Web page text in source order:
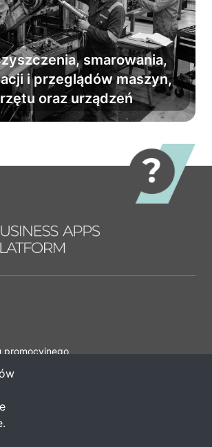
smarowania,
i przeglądów maszyn,
oraz urządzeń
frustrację na efektywność i
sprzęt w dobrym stanie.
promocyjnego
polityka